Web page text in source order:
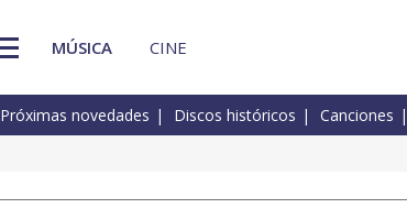
MÚSICA CINE
Próximas novedades Discos históricos Canciones